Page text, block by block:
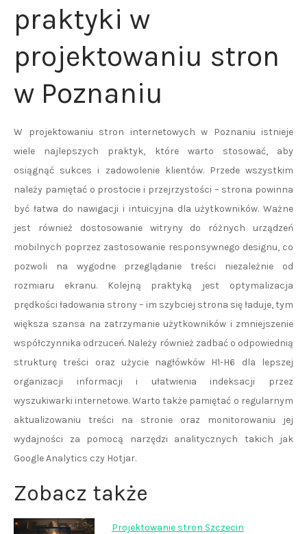
praktyki w
projektowaniu stron
w Poznaniu
W projektowaniu stron internetowych w Poznaniu istnieje
wiele najlepszych praktyk, które warto stosować, aby
osiągnąć sukces i zadowolenie klientów. Przede wszystkim
należy pamiętać o prostocie i przejrzystości – strona powinna
być łatwa do nawigacji i intuicyjna dla użytkowników. Ważne
jest również dostosowanie witryny do różnych urządzeń
mobilnych poprzez zastosowanie responsywnego designu, co
pozwoli na wygodne przeglądanie treści niezależnie od
rozmiaru ekranu. Kolejną praktyką jest optymalizacja
prędkości ładowania strony – im szybciej strona się ładuje, tym
większa szansa na zatrzymanie użytkowników i zmniejszenie
współczynnika odrzuceń. Należy również zadbać o odpowiednią
strukturę treści oraz użycie nagłówków H1-H6 dla lepszej
organizacji informacji i ułatwienia indeksacji przez
wyszukiwarki internetowe. Warto także pamiętać o regularnym
aktualizowaniu treści na stronie oraz monitorowaniu jej
wydajności za pomocą narzędzi analitycznych takich jak
Google Analytics czy Hotjar.
Zobacz także
Projektowanie stron Szczecin